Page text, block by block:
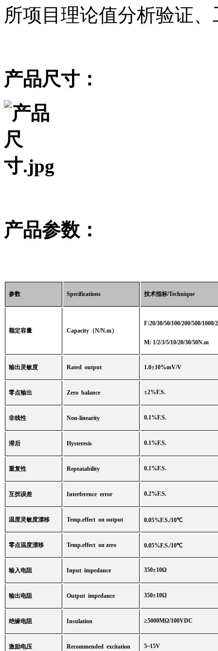
所项目理论值分析验证
产品尺寸：
产品参数：
参数 Specifications 技术指标/Technique
额定容量 Capacity （N/N.m）
F:20/30/50/100/200/500/1000/
M: 1/2/3/5/10/20/30/50N.m
输出灵敏度 Rated output 1.0±10%mV/V
零点输出 Zero balance ±2%F.S.
非线性 Non-linearity 0.1%F.S.
滞后 Hysteresis 0.1%F.S.
重复性 Repeatability 0.1%F.S.
互扰误差 Interference error 0.2%F.S.
温度灵敏度漂移 Temp.effect on output 0.05%F.S./10℃
零点温度漂移 Temp.effect on zero 0.05%F.S./10℃
输入电阻 Input impedance 350±10Ω
输出电阻 Output impedance 350±10Ω
绝缘电阻 Insulation ≥5000MΩ/100VDC
激励电压 Recommended excitation 5~15V